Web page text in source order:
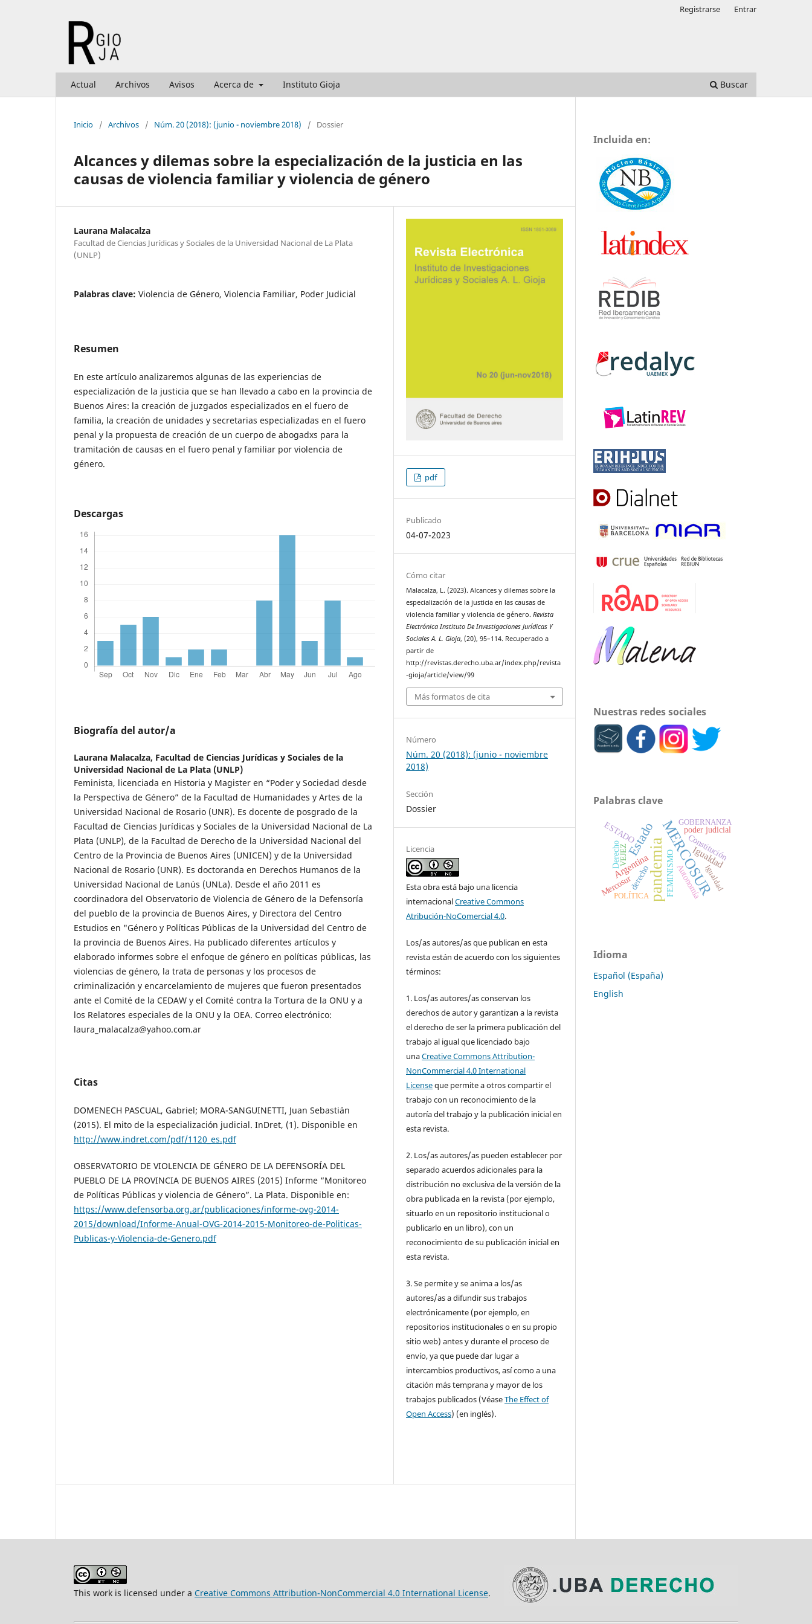
Actual Archivos Avisos Acerca de Instituto Gioja Buscar
Registrarse Entrar
Inicio / Archivos / Núm. 20 (2018): (junio - noviembre 2018) / Dossier
Alcances y dilemas sobre la especialización de la justicia en las
causas de violencia familiar y violencia de género
Laurana Malacalza
Facultad de Ciencias Jurídicas y Sociales de la Universidad Nacional de La Plata
(UNLP)
Palabras clave: Violencia de Género, Violencia Familiar, Poder Judicial
Resumen
En este artículo analizaremos algunas de las experiencias de
especialización de la justicia que se han llevado a cabo en la provincia de
Buenos Aires: la creación de juzgados especializados en el fuero de
familia, la creación de unidades y secretarias especializadas en el fuero
penal y la propuesta de creación de un cuerpo de abogadxs para la
tramitación de causas en el fuero penal y familiar por violencia de
género.
Descargas
Biografía del autor/a
Laurana Malacalza, Facultad de Ciencias Jurídicas y Sociales de la
Universidad Nacional de La Plata (UNLP)
Feminista, licenciada en Historia y Magister en “Poder y Sociedad desde
la Perspectiva de Género” de la Facultad de Humanidades y Artes de la
Universidad Nacional de Rosario (UNR). Es docente de posgrado de la
Facultad de Ciencias Jurídicas y Sociales de la Universidad Nacional de La
Plata (UNLP), de la Facultad de Derecho de la Universidad Nacional del
Centro de la Provincia de Buenos Aires (UNICEN) y de la Universidad
Nacional de Rosario (UNR). Es doctoranda en Derechos Humanos de la
Universidad Nacional de Lanús (UNLa). Desde el año 2011 es
coordinadora del Observatorio de Violencia de Género de la Defensoría
del pueblo de la provincia de Buenos Aires, y Directora del Centro
Estudios en "Género y Políticas Públicas de la Universidad del Centro de
la provincia de Buenos Aires. Ha publicado diferentes artículos y
elaborado informes sobre el enfoque de género en políticas públicas, las
violencias de género, la trata de personas y los procesos de
criminalización y encarcelamiento de mujeres que fueron presentados
ante el Comité de la CEDAW y el Comité contra la Tortura de la ONU y a
los Relatores especiales de la ONU y la OEA. Correo electrónico:
laura_malacalza@yahoo.com.ar
Citas
DOMENECH PASCUAL, Gabriel; MORA-SANGUINETTI, Juan Sebastián
(2015). El mito de la especialización judicial. InDret, (1). Disponible en
http://www.indret.com/pdf/1120_es.pdf
OBSERVATORIO DE VIOLENCIA DE GÉNERO DE LA DEFENSORÍA DEL
PUEBLO DE LA PROVINCIA DE BUENOS AIRES (2015) Informe “Monitoreo
de Políticas Públicas y violencia de Género”. La Plata. Disponible en:
https://www.defensorba.org.ar/publicaciones/informe-ovg-2014-
2015/download/Informe-Anual-OVG-2014-2015-Monitoreo-de-Politicas-
Publicas-y-Violencia-de-Genero.pdf
pdf
Publicado
04-07-2023
Cómo citar
Malacalza, L. (2023). Alcances y dilemas sobre la
especialización de la justicia en las causas de
violencia familiar y violencia de género.Revista
Electrónica Instituto De Investigaciones Jurídicas Y
Sociales A. L. Gioja, (20), 95–114. Recuperado a
partir de
http://revistas.derecho.uba.ar/index.php/revista
-gioja/article/view/99
Más formatos de cita
Número
Núm. 20 (2018): (junio - noviembre
2018)
Sección
Dossier
Licencia
Esta obra está bajo una licencia
internacionalCreative Commons
Atribución-NoComercial 4.0.
Los/as autores/as que publican en esta
revista están de acuerdo con los siguientes
términos:
1. Los/as autores/as conservan los
derechos de autor y garantizan a la revista
el derecho de ser la primera publicación del
trabajo al igual que licenciado bajo
unaCreative Commons Attribution-
NonCommercial 4.0 International
Licenseque permite a otros compartir el
trabajo con un reconocimiento de la
autoría del trabajo y la publicación inicial en
esta revista.
2. Los/as autores/as pueden establecer por
separado acuerdos adicionales para la
distribución no exclusiva de la versión de la
obra publicada en la revista (por ejemplo,
situarlo en un repositorio institucional o
publicarlo en un libro), con un
reconocimiento de su publicación inicial en
esta revista.
3. Se permite y se anima a los/as
autores/as a difundir sus trabajos
electrónicamente (por ejemplo, en
repositorios institucionales o en su propio
sitio web) antes y durante el proceso de
envío, ya que puede dar lugar a
intercambios productivos, así como a una
citación más temprana y mayor de los
trabajos publicados (VéaseThe Effect of
Open Access) (en inglés).
Incluida en:
Nuestras redes sociales
Palabras clave
pandemiaMERCOSUR
Estado Igualdad
Argentina FEMINISMO
poder judicial
derecho
ESTADO
Constitución
Derecho
Autonomía
Mercosur
GOBERNANZA
VEJEZ
igualdad
POLÍTICA
Idioma
Español (España)
English
This work is licensed under a Creative Commons Attribution-NonCommercial 4.0 International License.